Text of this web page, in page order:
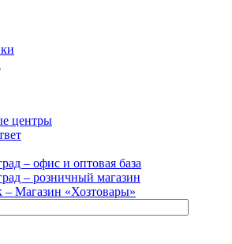
центры
– офис и оптовая база
– розничный магазин
– Магазин «Хозтовары»